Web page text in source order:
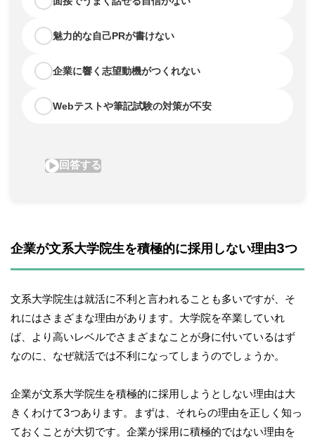
企業が文系大学院生を積極的に採用しない理由3つ
文系大学院生は就活に不利と言われることも多いですが、そ
れにはさまざまな理由があります。大学院を卒業していれ
ば、より高いレベルでさまざまなことが身に付いているはず
なのに、なぜ就活では不利になってしまうのでしょうか。
企業が文系大学院生を積極的に採用しようとしない理由は大
きくわけて3つあります。まずは、それらの理由を正しく知っ
ておくことが大切です。企業が採用に積極的ではない理由を